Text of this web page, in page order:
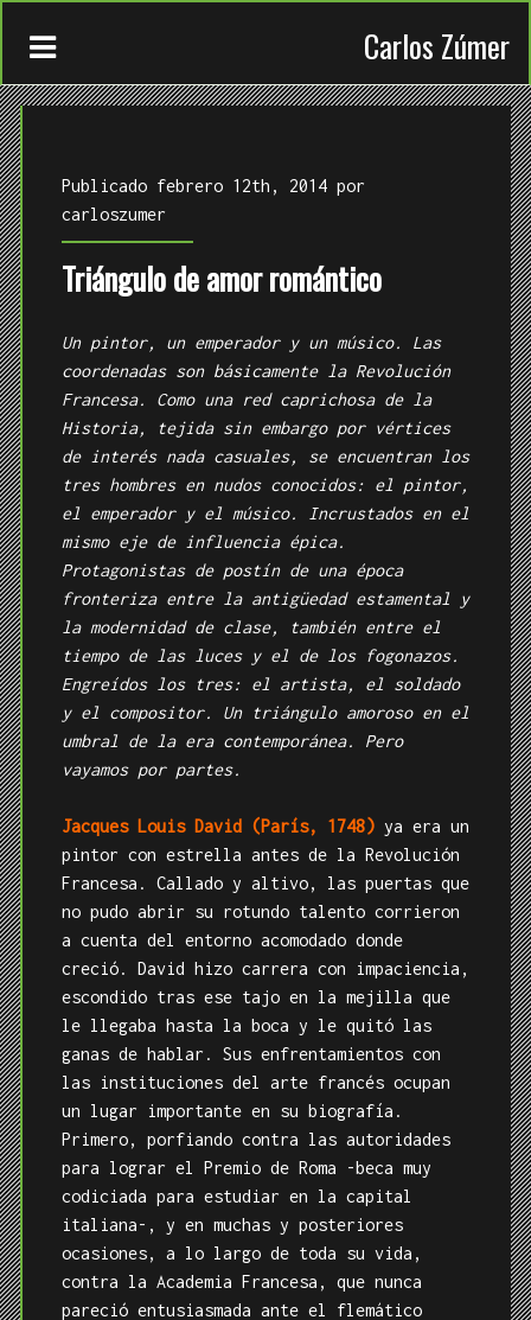
Carlos Zúmer
CONTACTO
TRABAJOS
QUIÉN
Publicado febrero 12th, 2014 por
carloszumer
Triángulo de amor romántico
Un pintor, un emperador y un músico. Las
coordenadas son básicamente la Revolución
Francesa. Como una red caprichosa de la
Historia, tejida sin embargo por vértices
de interés nada casuales, se encuentran los
tres hombres en nudos conocidos: el pintor,
el emperador y el músico. Incrustados en el
mismo eje de influencia épica.
Protagonistas de postín de una época
fronteriza entre la antigüedad estamental y
la modernidad de clase, también entre el
tiempo de las luces y el de los fogonazos.
Engreídos los tres: el artista, el soldado
y el compositor. Un triángulo amoroso en el
umbral de la era contemporánea. Pero
vayamos por partes.
Jacques Louis David (París, 1748)ya era un
pintor con estrella antes de la Revolución
Francesa. Callado y altivo, las puertas que
no pudo abrir su rotundo talento corrieron
a cuenta del entorno acomodado donde
creció. David hizo carrera con impaciencia,
escondido tras ese tajo en la mejilla que
le llegaba hasta la boca y le quitó las
ganas de hablar. Sus enfrentamientos con
las instituciones del arte francés ocupan
un lugar importante en su biografía.
Primero, porfiando contra las autoridades
para lograr el Premio de Roma -beca muy
codiciada para estudiar en la capital
italiana-, y en muchas y posteriores
ocasiones, a lo largo de toda su vida,
contra la Academia Francesa, que nunca
pareció entusiasmada ante el flemático